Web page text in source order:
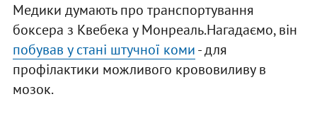
Медики думають про транспортування
боксера з Квебека у Монреаль.Нагадаємо, він
побував у стані штучної коми- для
профілактики можливого крововиливу в
мозок.